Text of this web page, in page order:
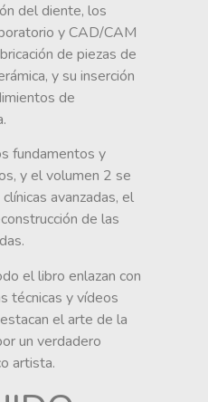
del diente, los
y CAD/CAM
de piezas de
y su inserción
de
fundamentos y
y el volumen 2 se
avanzadas, el
de las
el libro enlazan con
técnicas y vídeos
el arte de la
un verdadero
artista.